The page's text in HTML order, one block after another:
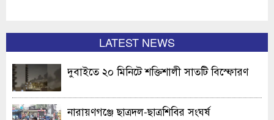
LATEST NEWS
দুবাইতে ২০ মিনিটে শক্তিশালী সাতটি বিস্ফোরণ
নারায়ণগঞ্জে ছাত্রদল-ছাত্রশিবির সংঘর্ষ